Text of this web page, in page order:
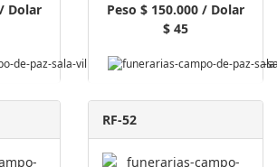
Dolar
Peso $ 150.000 / Dolar
$ 45
RF-52